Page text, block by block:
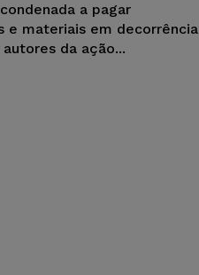
a pagar
e materiais em decorrência
da ação...